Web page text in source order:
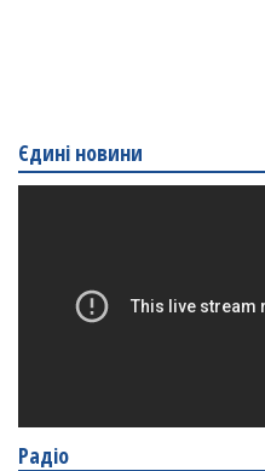
Єдині новини
Радіо